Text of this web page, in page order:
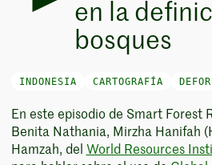
en la
bosques
INDONESIA CARTOGRAFÍA
En este episodio de Smart Forest
Benita Nathania, Mirzha Hanifah
Hamzah, del World Resources